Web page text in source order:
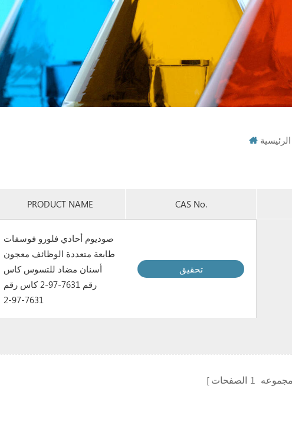
PRODUCT NAME CAS No.
صوديوم أحادي فلورو فوسفات
طابعة متعددة الوظائف معجون
أسنان مضاد للتسوس كاس
رقم 7631-97-2 كاس رقم
7631-97-2
تحقيق
1 الصفحات